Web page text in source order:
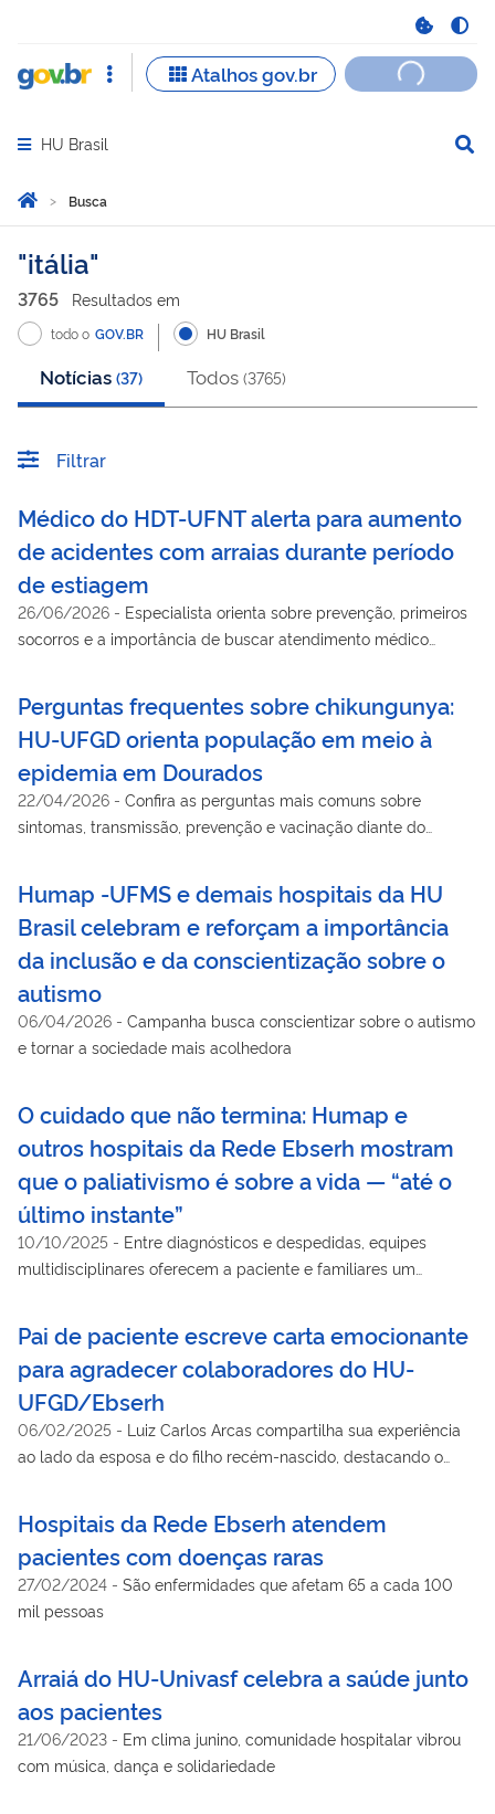
Abrir menu principal de navegação
HU Brasil
Você está aqui:
Página Inicial
Busca
Busca
itália
3765 Resultados em
todo o GOV.BR HU Brasil
Notícias (37) Todos (3765)
Filtrar
Médico do HDT-UFNT alerta para aumento
de acidentes com arraias durante período
de estiagem
26/06/2026 - Especialista orienta sobre prevenção, primeiros
socorros e a importância de buscar atendimento médico
Perguntas frequentes sobre chikungunya:
HU-UFGD orienta população em meio à
epidemia em Dourados
22/04/2026 - Confira as perguntas mais comuns sobre
sintomas, transmissão, prevenção e vacinação diante do
Humap -UFMS e demais hospitais da HU
Brasil celebram e reforçam a importância
da inclusão e da conscientização sobre o
autismo
06/04/2026 - Campanha busca conscientizar sobre o autismo
e tornar a sociedade mais acolhedora
O cuidado que não termina: Humap e
outros hospitais da Rede Ebserh mostram
que o paliativismo é sobre a vida — “até o
último instante”
10/10/2025 - Entre diagnósticos e despedidas, equipes
multidisciplinares oferecem a paciente e familiares um
Pai de paciente escreve carta emocionante
para agradecer colaboradores do HU-
UFGD/Ebserh
06/02/2025 - Luiz Carlos Arcas compartilha sua experiência
ao lado da esposa e do filho recém-nascido, destacando o
Hospitais da Rede Ebserh atendem
pacientes com doenças raras
27/02/2024 - São enfermidades que afetam 65 a cada 100
mil pessoas
Arraiá do HU-Univasf celebra a saúde junto
aos pacientes
21/06/2023 - Em clima junino, comunidade hospitalar vibrou
com música, dança e solidariedade